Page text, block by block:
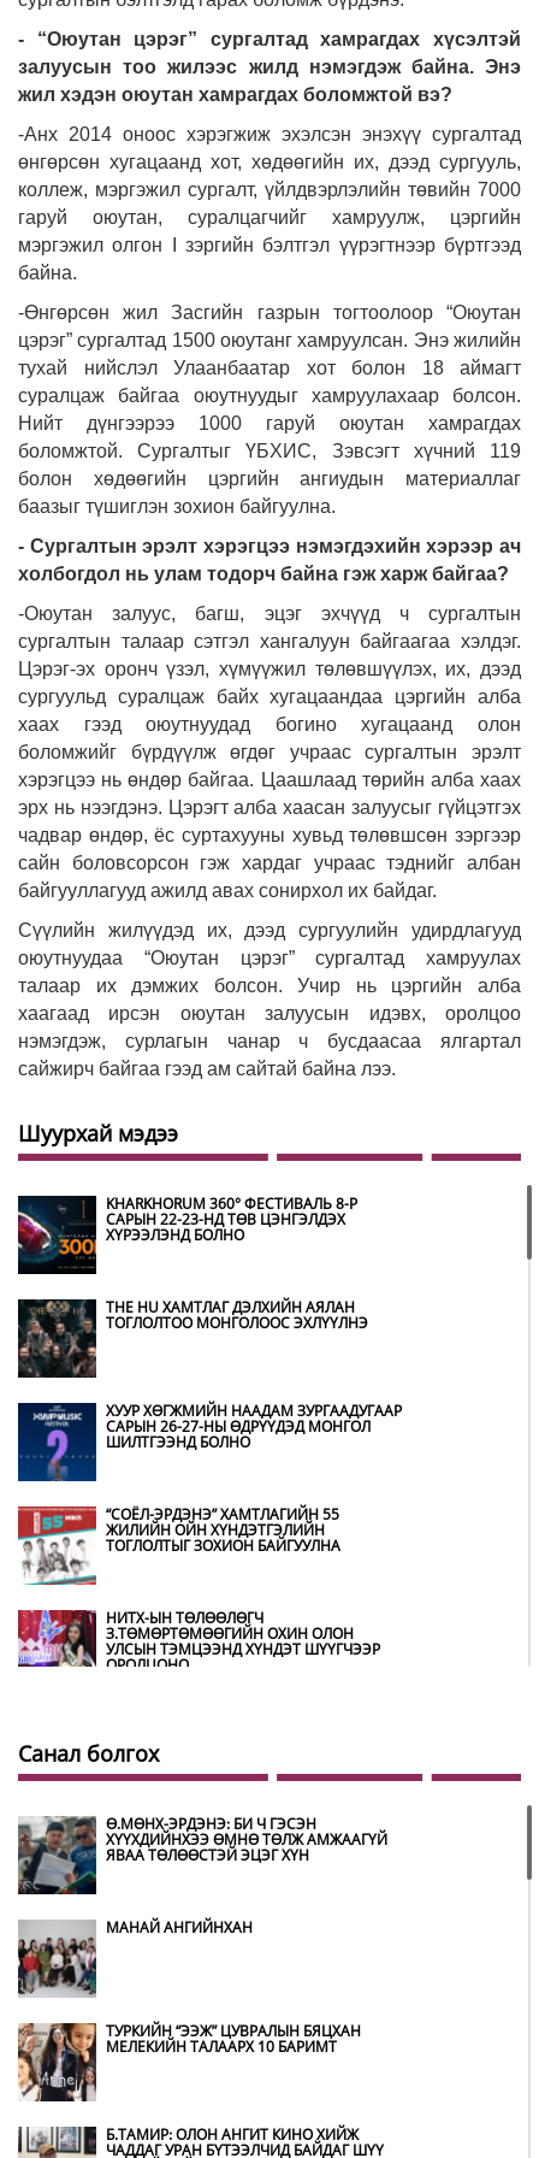
- “Оюутан цэрэг” сургалтад хамрагдах хүсэлтэй
залуусын тоо жилээс жилд нэмэгдэж байна. Энэ
жил хэдэн оюутан хамрагдах боломжтой вэ?
-Анх 2014 оноос хэрэгжиж эхэлсэн энэхүү сургалтад
өнгөрсөн хугацаанд хот, хөдөөгийн их, дээд сургууль,
коллеж, мэргэжил сургалт, үйлдвэрлэлийн төвийн 7000
гаруй оюутан, суралцагчийг хамруулж, цэргийн
мэргэжил олгон I зэргийн бэлтгэл үүрэгтнээр бүртгээд
байна.
-Өнгөрсөн жил Засгийн газрын тогтоолоор “Оюутан
цэрэг” сургалтад 1500 оюутанг хамруулсан. Энэ жилийн
тухай нийслэл Улаанбаатар хот болон 18 аймагт
суралцаж байгаа оюутнуудыг хамруулахаар болсон.
Нийт дүнгээрээ 1000 гаруй оюутан хамрагдах
боломжтой. Сургалтыг ҮБХИС, Зэвсэгт хүчний 119
болон хөдөөгийн цэргийн ангиудын материаллаг
баазыг түшиглэн зохион байгуулна.
- Сургалтын эрэлт хэрэгцээ нэмэгдэхийн хэрээр ач
холбогдол нь улам тодорч байна гэж харж байгаа?
-Оюутан залуус, багш, эцэг эхчүүд ч сургалтын
сургалтын талаар сэтгэл хангалуун байгаагаа хэлдэг.
Цэрэг-эх оронч үзэл, хүмүүжил төлөвшүүлэх, их, дээд
сургуульд суралцаж байх хугацаандаа цэргийн алба
хаах гээд оюутнуудад богино хугацаанд олон
боломжийг бүрдүүлж өгдөг учраас сургалтын эрэлт
хэрэгцээ нь өндөр байгаа. Цаашлаад төрийн алба хаах
эрх нь нээгдэнэ. Цэрэгт алба хаасан залуусыг гүйцэтгэх
чадвар өндөр, ёс суртахууны хувьд төлөвшсөн зэргээр
сайн боловсорсон гэж хардаг учраас тэднийг албан
байгууллагууд ажилд авах сонирхол их байдаг.
Сүүлийн жилүүдэд их, дээд сургуулийн удирдлагууд
оюутнуудаа “Оюутан цэрэг” сургалтад хамруулах
талаар их дэмжих болсон. Учир нь цэргийн алба
хаагаад ирсэн оюутан залуусын идэвх, оролцоо
нэмэгдэж, сурлагын чанар ч бусдаасаа ялгартал
сайжирч байгаа гээд ам сайтай байна лээ.
Шуурхай мэдээ
KHARKHORUM 360° ФЕСТИВАЛЬ 8-Р
САРЫН 22-23-НД ТӨВ ЦЭНГЭЛДЭХ
ХҮРЭЭЛЭНД БОЛНО
THE HU ХАМТЛАГ ДЭЛХИЙН АЯЛАН
ТОГЛОЛТОО МОНГОЛООС ЭХЛҮҮЛНЭ
ХУУР ХӨГЖМИЙН НААДАМ ЗУРГААДУГААР
САРЫН 26-27-НЫ ӨДРҮҮДЭД МОНГОЛ
ШИЛТГЭЭНД БОЛНО
“СОЁЛ-ЭРДЭНЭ” ХАМТЛАГИЙН 55
ЖИЛИЙН ОЙН ХҮНДЭТГЭЛИЙН
ТОГЛОЛТЫГ ЗОХИОН БАЙГУУЛНА
НИТХ-ЫН ТӨЛӨӨЛӨГЧ
З.ТӨМӨРТӨМӨӨГИЙН ОХИН ОЛОН
УЛСЫН ТЭМЦЭЭНД ХҮНДЭТ ШҮҮГЧЭЭР
ОРОЛЦОНО
ШАЛГАРЧЭЭ
МУГЖ Э.ЛХАГВА-ОЧИР НАЛАЙХ
ДҮҮРГИЙН 43 ДАХЬ ХҮНДЭТ ИРГЭН
БОЛЖЭЭ
МУГЖ ЦОЛООР ШАГНУУЛСАН
БАХАРХЛАА, ОМОГШЛОО, БАЯРЛАЛАА
ЗАЛУУС АА
ХАКҮХО М.ДАВААЖАРГАЛ “МОНГОЛ
ХААН” ЖҮЖГИЙН ЯПОН ДАХЬ ЭЛЧ
Санал болгох
Ө.МӨНХ-ЭРДЭНЭ: БИ Ч ГЭСЭН
ХҮҮХДИЙНХЭЭ ӨМНӨ ТӨЛЖ АМЖААГҮЙ
ЯВАА ТӨЛӨӨСТЭЙ ЭЦЭГ ХҮН
МАНАЙ АНГИЙНХАН
ТУРКИЙН “ЭЭЖ” ЦУВРАЛЫН БЯЦХАН
МЕЛЕКИЙН ТАЛААРХ 10 БАРИМТ
Б.ТАМИР: ОЛОН АНГИТ КИНО ХИЙЖ
ЧАДДАГ УРАН БҮТЭЭЛЧИД БАЙДАГ ШҮҮ